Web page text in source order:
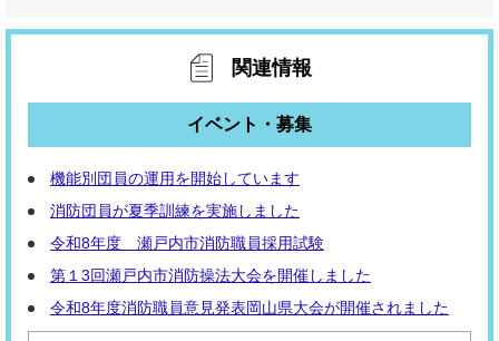
関連情報
イベント・募集
機能別団員の運用を開始しています
消防団員が夏季訓練を実施しました
令和8年度 瀬戸内市消防職員採用試験
第１3回瀬戸内市消防操法大会を開催しました
令和8年度消防職員意見発表岡山県大会が開催されました